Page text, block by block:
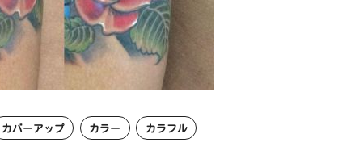
カバーアップ カラー カラフル